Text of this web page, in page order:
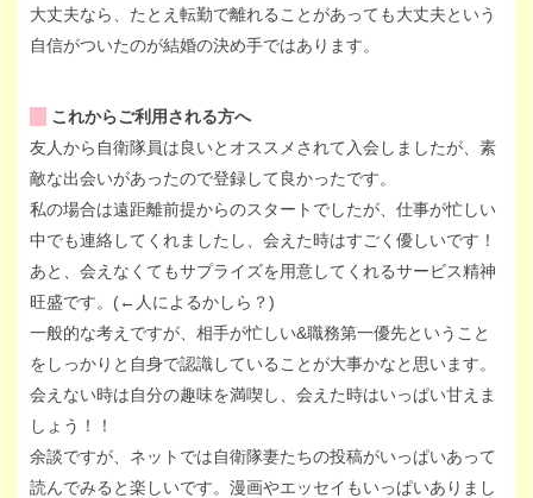
大丈夫なら、たとえ転勤で離れることがあっても大丈夫という
自信がついたのが結婚の決め手ではあります。
これからご利用される方へ
友人から自衛隊員は良いとオススメされて入会しましたが、素
敵な出会いがあったので登録して良かったです。
私の場合は遠距離前提からのスタートでしたが、仕事が忙しい
中でも連絡してくれましたし、会えた時はすごく優しいです！
あと、会えなくてもサプライズを用意してくれるサービス精神
旺盛です。(←人によるかしら？)
一般的な考えですが、相手が忙しい&職務第一優先ということ
をしっかりと自身で認識していることが大事かなと思います。
会えない時は自分の趣味を満喫し、会えた時はいっぱい甘えま
しょう！！
余談ですが、ネットでは自衛隊妻たちの投稿がいっぱいあって
読んでみると楽しいです。漫画やエッセイもいっぱいありまし